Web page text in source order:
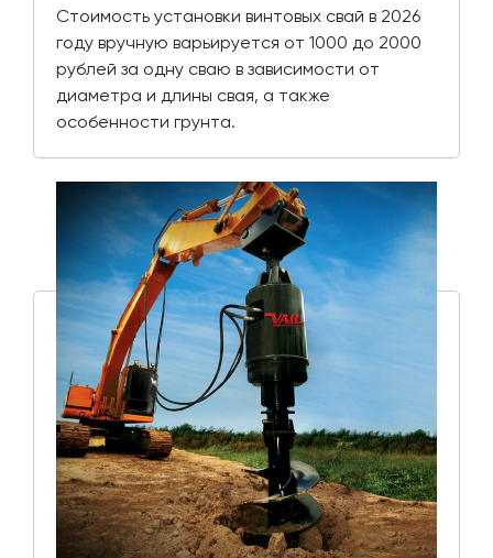
Стоимость установки винтовых свай в 2026
году вручную варьируется от 1000 до 2000
рублей за одну сваю в зависимости от
диаметра и длины свая, а также
особенности грунта.